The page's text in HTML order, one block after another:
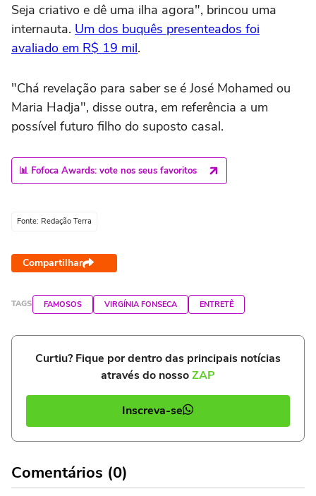
Seja criativo e dê uma ilha agora", brincou uma
internauta. Um dos buquês presenteados foi
avaliado em R$ 19 mil.
"Chá revelação para saber se é José Mohamed ou
Maria Hadja", disse outra, em referência a um
possível futuro filho do suposto casal.
📊 Fofoca Awards: vote nos seus favoritos
Fonte: Redação Terra
Compartilhar
TAGS FAMOSOS VIRGÍNIA FONSECA ENTRETÊ
Curtiu? Fique por dentro das principais notícias
através do nossoZAP
Inscreva-se
Comentários (0)